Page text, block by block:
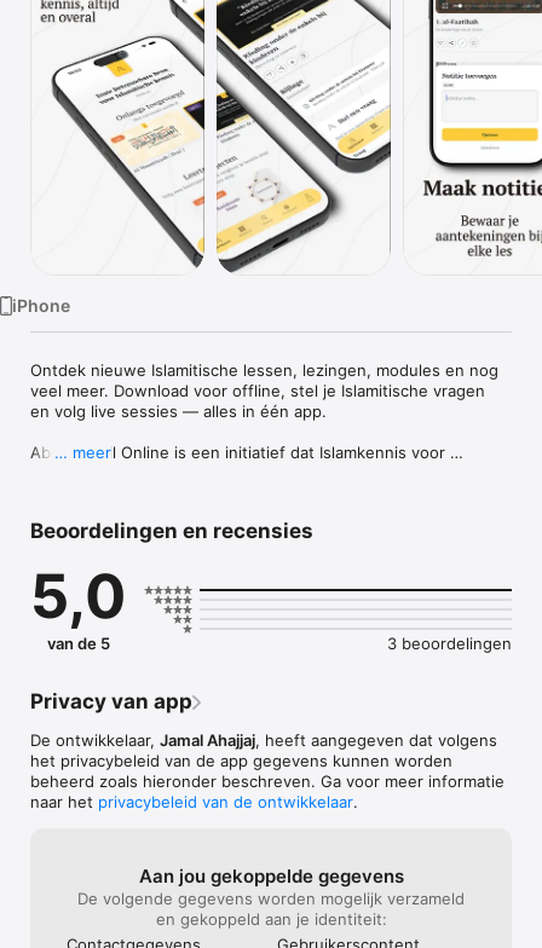
TV
iPhone
Ontdek nieuwe Islamitische lessen, lezingen, modules en nog
veel meer. Download voor offline, stel je Islamitische vragen
en volg live sessies — alles in één app.
Aboe Ismail Online is een initiatief dat Islamkennis voor
zoals vraag en antwoord sessies en webinars.
Met de app heb je altijd en overal toegang tot het complete
platform. Bekijk lessen, lezingen, vraag & antwoorden, series
en modules direct op je telefoon. Download video's om offline
te bekijken, ontvang meldingen bij nieuwe publicaties, volg
… meer
Beoordelingen en recensies
5,0
van de 5 3 beoordelingen
Privacy van app
De ontwikkelaar, Jamal Ahajjaj, heeft aangegeven dat volgens
het privacybeleid van de app gegevens kunnen worden
beheerd zoals hieronder beschreven. Ga voor meer informatie
naar het privacybeleid van de ontwikkelaar.
Aan jou gekoppelde gegevens
De volgende gegevens worden mogelijk verzameld
en gekoppeld aan je identiteit:
Contact­gegevens
Gebruikers­content